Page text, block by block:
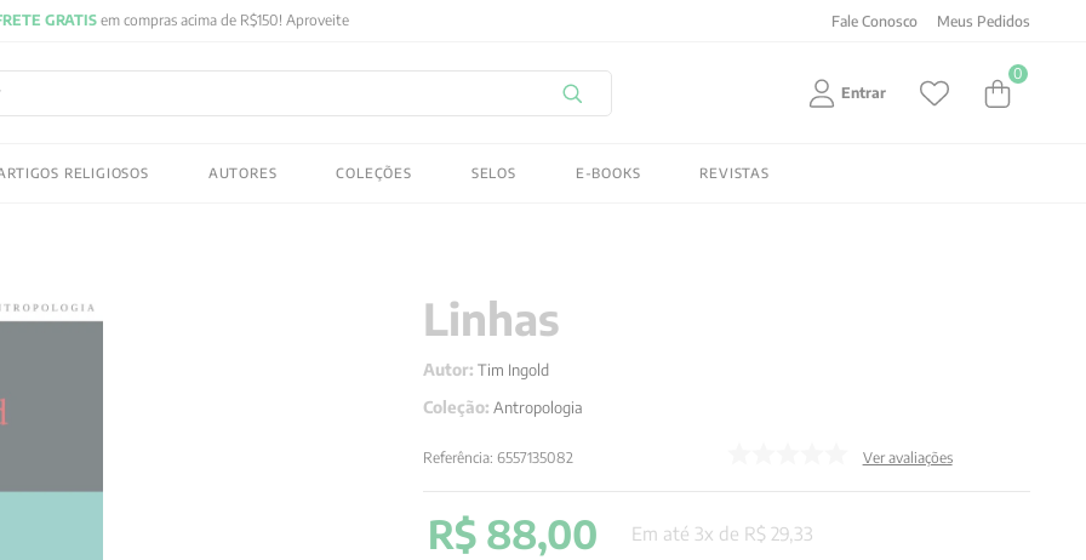
GRATISem compras acima de R$150! Aproveite Fale Conosco Meus Pedidos
Entrar
0
RELIGIOSOS AUTORES COLEÇÕES SELOS E-BOOKS REVISTAS
Linhas
Autor: Tim Ingold
Coleção: Antropologia
Referência:6557135082 Ver avaliações
R$ 88,00 Em até 3x de R$ 29 33